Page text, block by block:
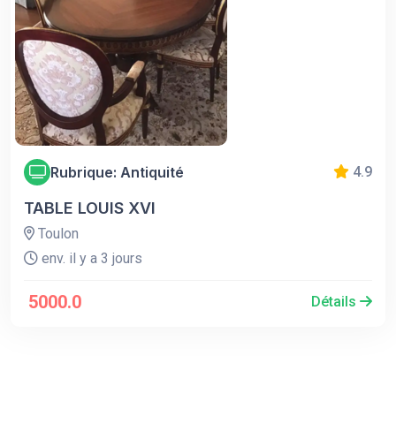
Rubrique: Antiquité 4.9
TABLE LOUIS XVI
Toulon
env. il y a 3 jours
5000.0 Détails